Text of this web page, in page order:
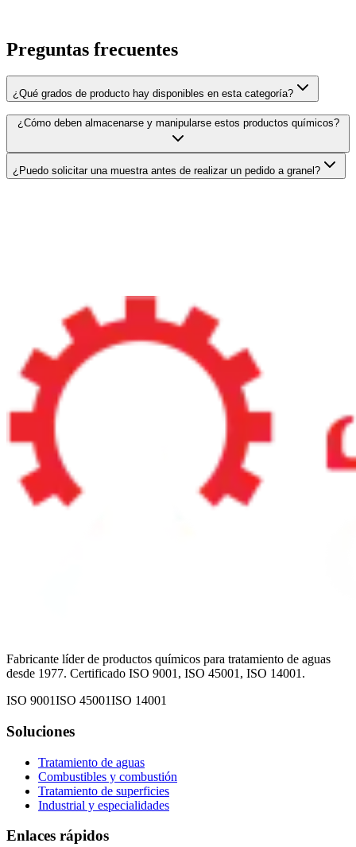
Preguntas frecuentes
¿Qué grados de producto hay disponibles en esta categoría?
¿Cómo deben almacenarse y manipularse estos productos químicos?
¿Puedo solicitar una muestra antes de realizar un pedido a granel?
Fabricante líder de productos químicos para tratamiento de aguas
desde 1977. Certificado ISO 9001, ISO 45001, ISO 14001.
ISO 9001ISO 45001ISO 14001
Soluciones
Tratamiento de aguas
Combustibles y combustión
Tratamiento de superficies
Industrial y especialidades
Enlaces rápidos